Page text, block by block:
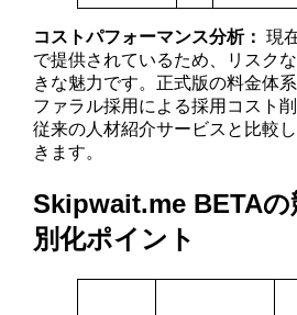
コストパフォーマンス分析： 現
で提供されているため、リスク
きな魅力です。正式版の料金体
ファラル採用による採用コスト
従来の人材紹介サービスと比較
きます。
Skipwait.me BETAの
別化ポイント